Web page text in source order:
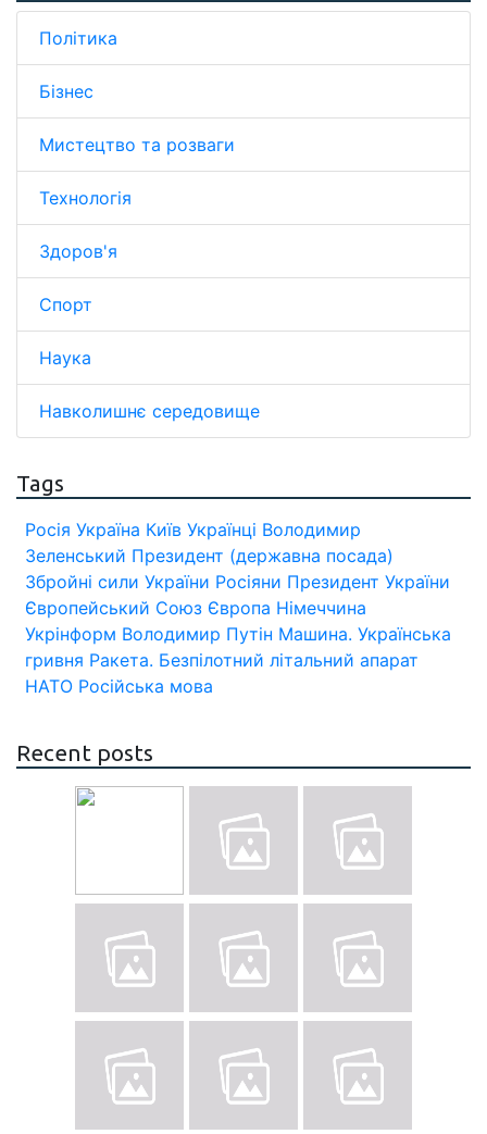
Політика
Бізнес
Мистецтво та розваги
Технологія
Здоров'я
Спорт
Наука
Навколишнє середовище
Tags
Росія Україна Київ Українці Володимир
Зеленський Президент (державна посада)
Збройні сили України Росіяни Президент України
Європейський Союз Європа Німеччина
Укрінформ Володимир Путін Машина. Українська
гривня Ракета. Безпілотний літальний апарат
НАТО Російська мова
Recent posts